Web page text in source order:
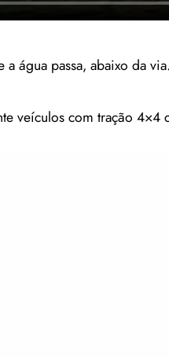
água passa, abaixo da
veículos com tração 4×4